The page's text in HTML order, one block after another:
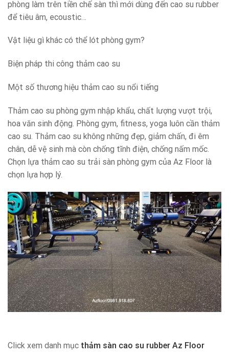
phòng làm trên tiền chế sàn thì mới dùng đến cao su rubber
để tiêu âm, ecoustic…
Vật liệu gì khác có thể lót phòng gym?
Biện pháp thi công thảm cao su
Một số thương hiệu thảm cao su nổi tiếng
Thảm cao su phòng gym nhập khẩu, chất lượng vượt trội,
hoa văn sinh động. Phòng gym, fitness, yoga luôn cần thảm
cao su. Thảm cao su không những đẹp, giảm chấn, đi êm
chân, dễ vệ sinh mà còn chống tĩnh điện, chống nấm mốc.
Chọn lựa thảm cao su trải sàn phòng gym của Az Floor là
chọn lựa hợp lý.
Click xem danh mục thảm sàn cao su rubber Az Floor